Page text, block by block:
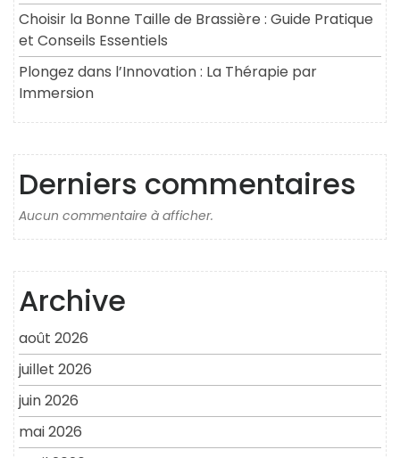
Choisir la Bonne Taille de Brassière : Guide Pratique
et Conseils Essentiels
Plongez dans l’Innovation : La Thérapie par
Immersion
Derniers commentaires
Aucun commentaire à afficher.
Archive
août 2026
juillet 2026
juin 2026
mai 2026